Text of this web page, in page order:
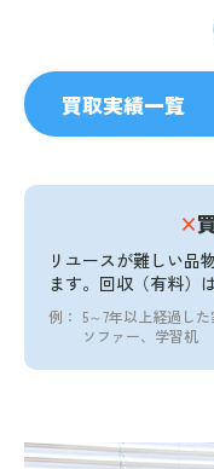
買取実績一覧
×
リユースが難しい品
ます。 回収（有料）
例： 5～7年以上経過し
ソファー、学習机